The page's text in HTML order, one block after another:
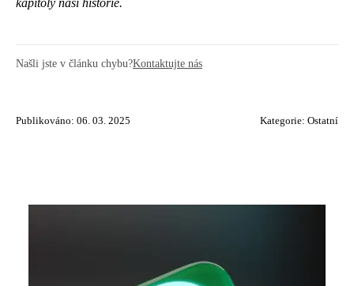
kapitoly naší historie.
Našli jste v článku chybu?Kontaktujte nás
Publikováno: 06. 03. 2025 Kategorie: Ostatní